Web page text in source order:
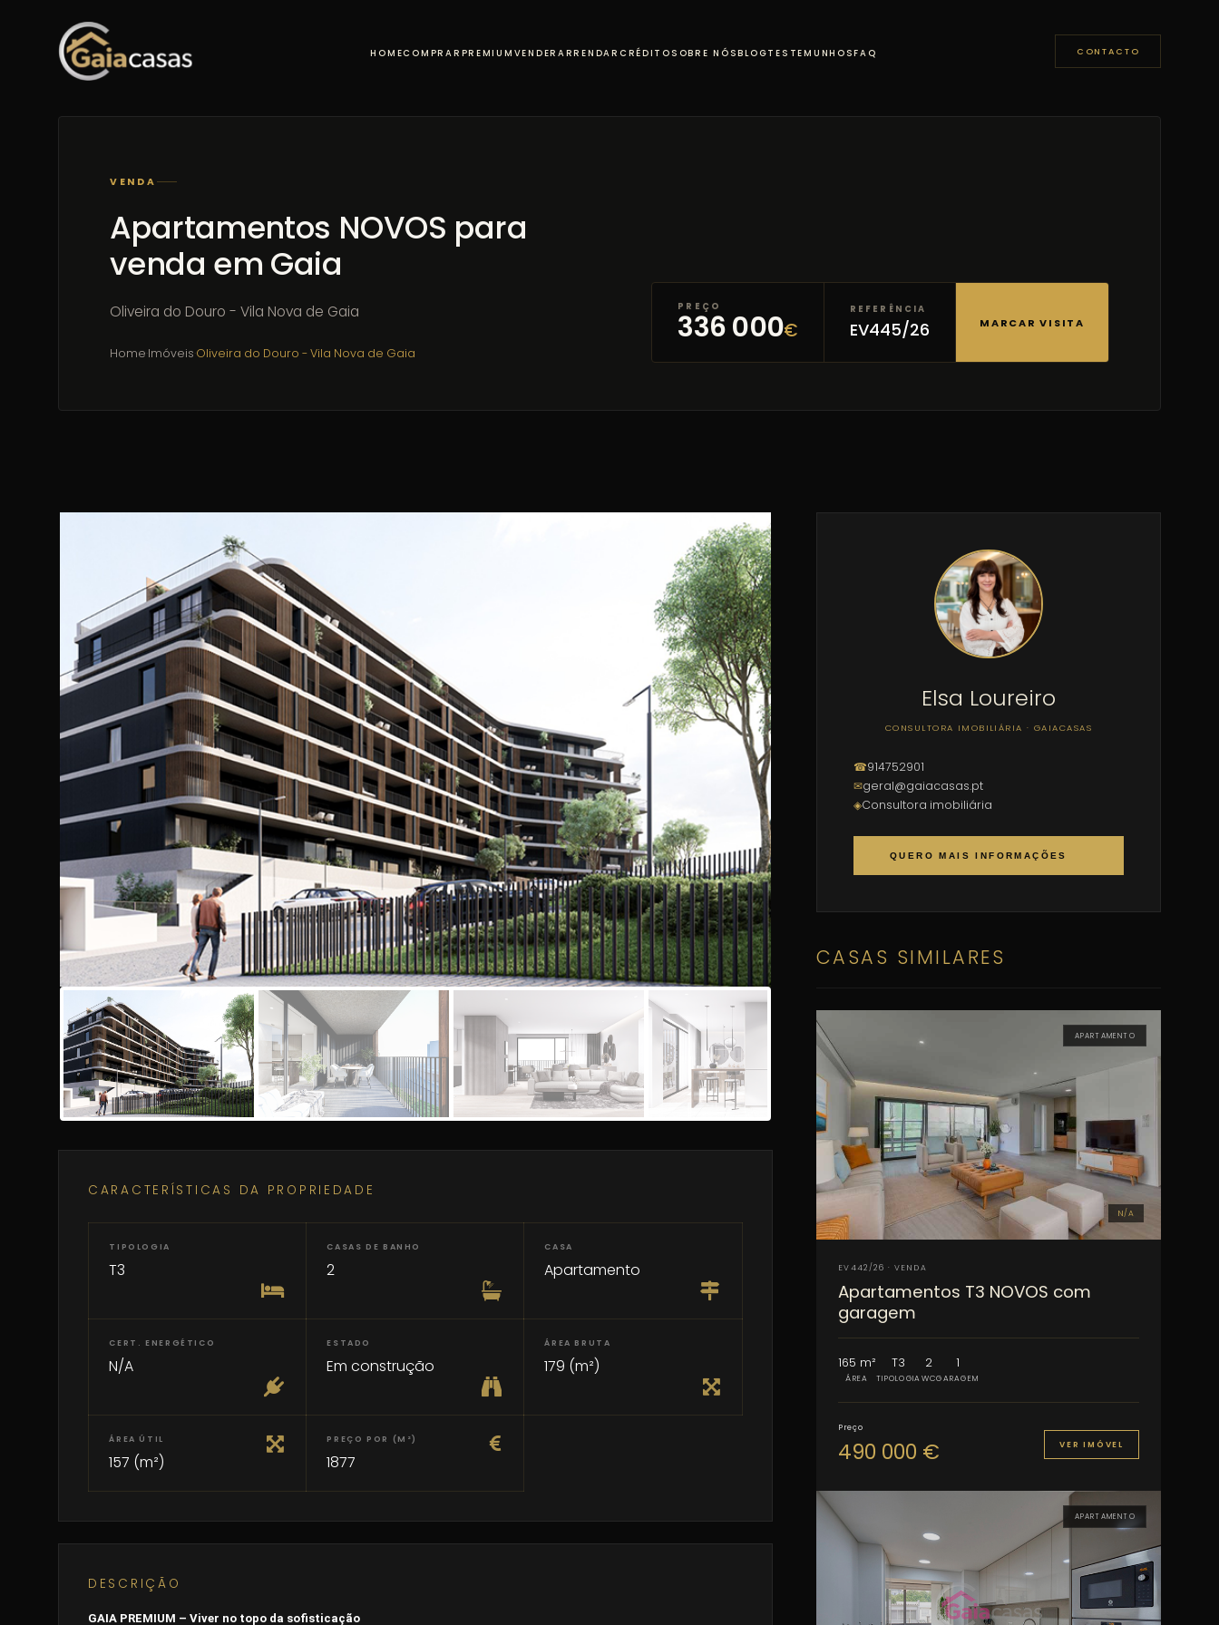
HOMECOMPRAR PREMIUM VENDER ARRENDAR CRÉDITO SOBRE NÓSBLOGTESTEMUNHOSFAQ CONTACTO
VENDA
Apartamentos NOVOS para
venda em Gaia
Oliveira do Douro - Vila Nova de Gaia
Home·Imóveis·Oliveira do Douro - Vila Nova de Gaia
PREÇO
336 000€
REFERÊNCIA
EV445/26 MARCAR VISITA
CARACTERÍSTICAS DA PROPRIEDADE
TIPOLOGIA
T3
CASAS DE BANHO
2
CASA
Apartamento
CERT. ENERGÉTICO
N/A
ESTADO
Em construção
ÁREA BRUTA
179 (m²)
ÁREA ÚTIL
157 (m²)
PREÇO POR (M²)
1877
DESCRIÇÃO
GAIA PREMIUM – Viver no topo da sofisticação
Elsa Loureiro
CONSULTORA IMOBILIÁRIA · GAIACASAS
☎914752901
✉geral@gaiacasas.pt
◈Consultora imobiliária
QUERO MAIS INFORMAÇÕES
CASAS SIMILARES
APARTAMENTO
N/A
EV442/26 · VENDA
Apartamentos T3 NOVOS com
garagem
165 m²
ÁREA
T3
TIPOLOGIA
2
WC
1
GARAGEM
Preço
490 000 € VER IMÓVEL
APARTAMENTO